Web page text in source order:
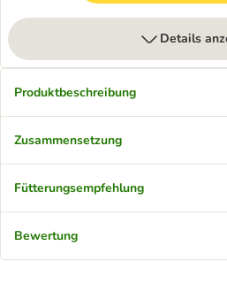
Details
Produktbeschreibung
Zusammensetzung
Fütterungsempfehlung
Bewertung